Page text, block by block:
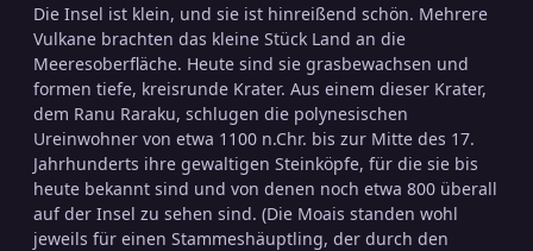
Die Insel ist klein, und sie ist hinreißend schön. Mehrere
Vulkane brachten das kleine Stück Land an die
Meeresoberfläche. Heute sind sie grasbewachsen und
formen tiefe, kreisrunde Krater. Aus einem dieser Krater,
dem Ranu Raraku, schlugen die polynesischen
Ureinwohner von etwa 1100 n.Chr. bis zur Mitte des 17.
Jahrhunderts ihre gewaltigen Steinköpfe, für die sie bis
heute bekannt sind und von denen noch etwa 800 überall
auf der Insel zu sehen sind. (Die Moais standen wohl
jeweils für einen Stammeshäuptling, der durch den